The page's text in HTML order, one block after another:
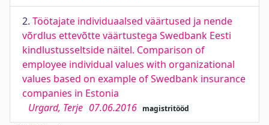
2. Töötajate individuaalsed väärtused ja nende
võrdlus ettevõtte väärtustega Swedbank Eesti
kindlustusseltside näitel. Comparison of
employee individual values with organizational
values based on example of Swedbank insurance
companies in Estonia
Urgard, Terje 07.06.2016 magistritööd